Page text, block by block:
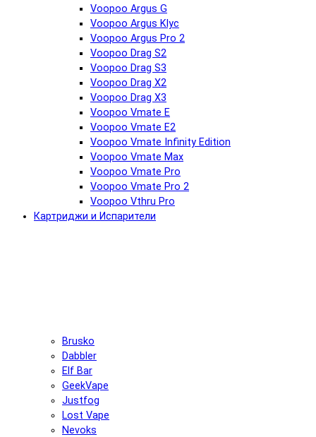
Voopoo Argus G
Voopoo Argus Klyc
Voopoo Argus Pro 2
Voopoo Drag S2
Voopoo Drag S3
Voopoo Drag X2
Voopoo Drag X3
Voopoo Vmate E
Voopoo Vmate E2
Voopoo Vmate Infinity Edition
Voopoo Vmate Max
Voopoo Vmate Pro
Voopoo Vmate Pro 2
Voopoo Vthru Pro
Картриджи и Испарители
Brusko
Dabbler
Elf Bar
GeekVape
Justfog
Lost Vape
Nevoks